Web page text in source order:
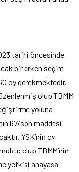
tarihi öncesinde
bir erken seçim
oy gerekmektedir.
olup TBMM
yoluna
67/son maddesi
YSK’nin oy
olup TBMM’nin
yetkisi anayasa